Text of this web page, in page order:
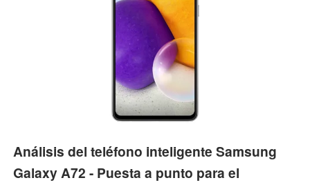
Análisis del teléfono inteligente Samsung
Galaxy A72 - Puesta a punto para el